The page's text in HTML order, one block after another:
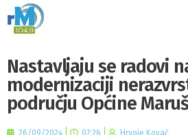
Nastavljaju se radovi
modernizaciji
području Općine
26/09/2024 07:26 Hrvoje Kovač